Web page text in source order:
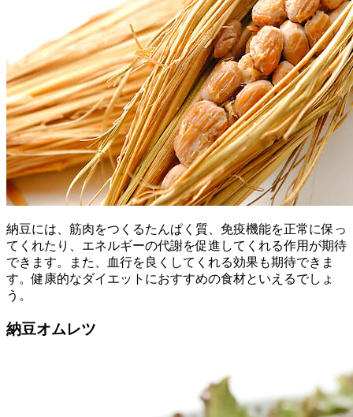
納豆には、筋肉をつくるたんぱく質、免疫機能を正常に保っ
てくれたり、エネルギーの代謝を促進してくれる作用が期待
できます。また、血行を良くしてくれる効果も期待できま
す。健康的なダイエットにおすすめの食材といえるでしょ
う。
納豆オムレツ